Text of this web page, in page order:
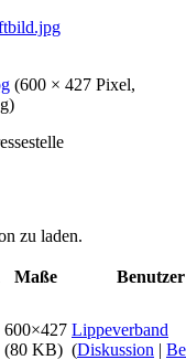
(600 × 427 Pixel,
)
zu laden.
Maße Benutzer
600×427
(80 KB)
Lippeverband
(Diskussion |